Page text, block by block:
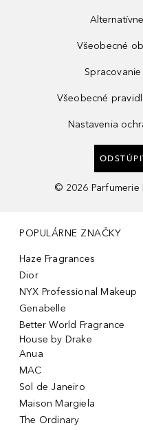
Všeobecné
Všeobecné
Nastavenia
© 2026
POPULÁRNE ZNAČKY
Haze Fragrances
Dior
NYX Professional Makeup
Genabelle
Better World Fragrance
House by Drake
Anua
MAC
Sol de Janeiro
Maison Margiela
The Ordinary